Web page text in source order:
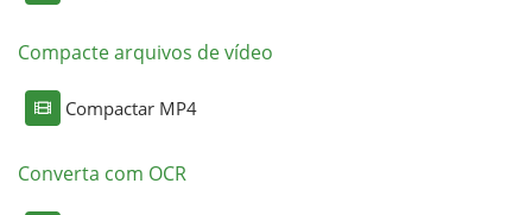
Compacte arquivos de vídeo
Compactar MP4
Converta com OCR